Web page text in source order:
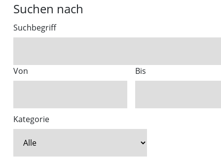
Suchen nach
Suchbegriff
Von Bis
Kategorie